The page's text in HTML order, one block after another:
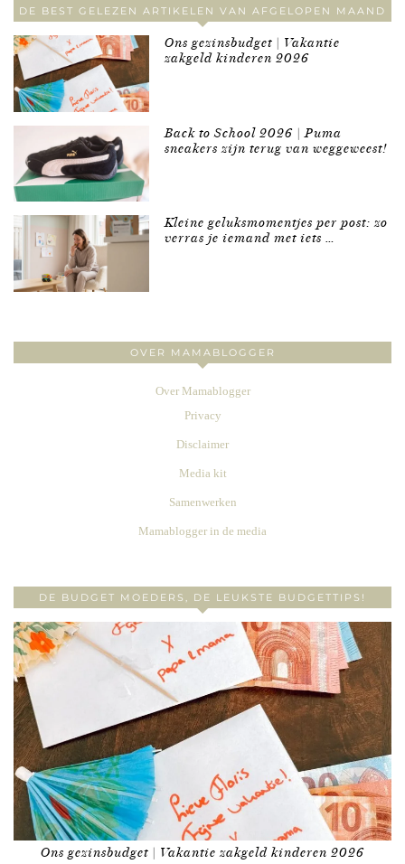
DE BEST GELEZEN ARTIKELEN VAN AFGELOPEN MAAND
Ons gezinsbudget | Vakantie
zakgeld kinderen 2026
Back to School 2026 | Puma
sneakers zijn terug van weggeweest!
Kleine geluksmomentjes per post: zo
verras je iemand met iets …
OVER MAMABLOGGER
Over Mamablogger
Privacy
Disclaimer
Media kit
Samenwerken
Mamablogger in de media
DE BUDGET MOEDERS, DE LEUKSTE BUDGETTIPS!
Ons gezinsbudget | Vakantie zakgeld kinderen 2026